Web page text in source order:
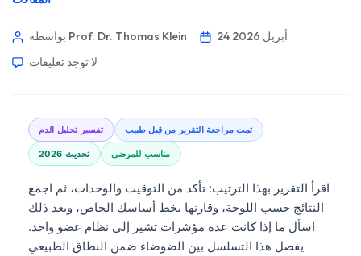
بواسطة Prof. Dr. Thomas Klein
24 أبريل 2026
لا توجد تعليقات
تفسير تحليل الدم تمت مراجعة التقرير من قِبل طبيب
تحديث 2026 مناسب للمرضى
اقرأ التقرير بهذا الترتيب: تأكد من التوقيت والوحدات، ثم اجمع
النتائج حسب اللوحة، وقارنها بخط أساسك الخاص، وبعد ذلك
اسأل ما إذا كانت عدة مؤشرات تشير إلى نظام عضو واحد.
يفصل هذا التسلسل بين الضوضاء ضمن النطاق الطبيعي